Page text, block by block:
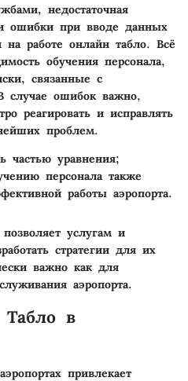
недостаточная
ошибки при вводе данных
на работе онлайн табло. Всё
обучения персонала,
связанные с
случае ошибок важно,
реагировать и исправлять
проблем.
частью уравнения;
персонала также
работы аэропорта.
услугам и
стратегии для их
важно как для
аэропорта.
в
привлекает